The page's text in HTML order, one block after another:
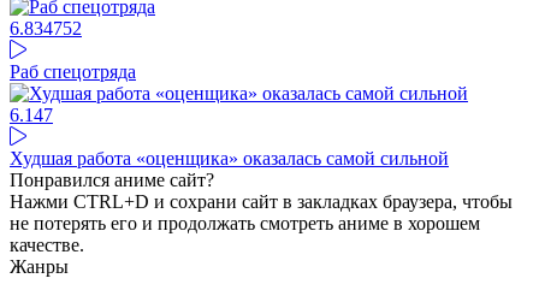
6.834752
Раб спецотряда
6.147
Худшая работа «оценщика» оказалась самой сильной
Понравился аниме сайт?
Нажми CTRL+D и сохрани сайт в закладках браузера, чтобы
не потерять его и продолжать смотреть аниме в хорошем
качестве.
Жанры